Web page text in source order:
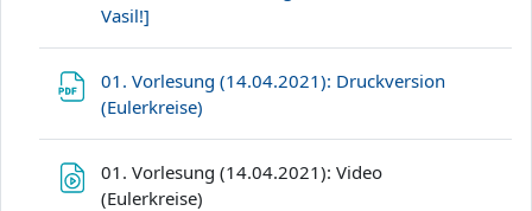
Vasil!]
01. Vorlesung (14.04.2021): Druckversion
(Eulerkreise)
01. Vorlesung (14.04.2021): Video
(Eulerkreise)